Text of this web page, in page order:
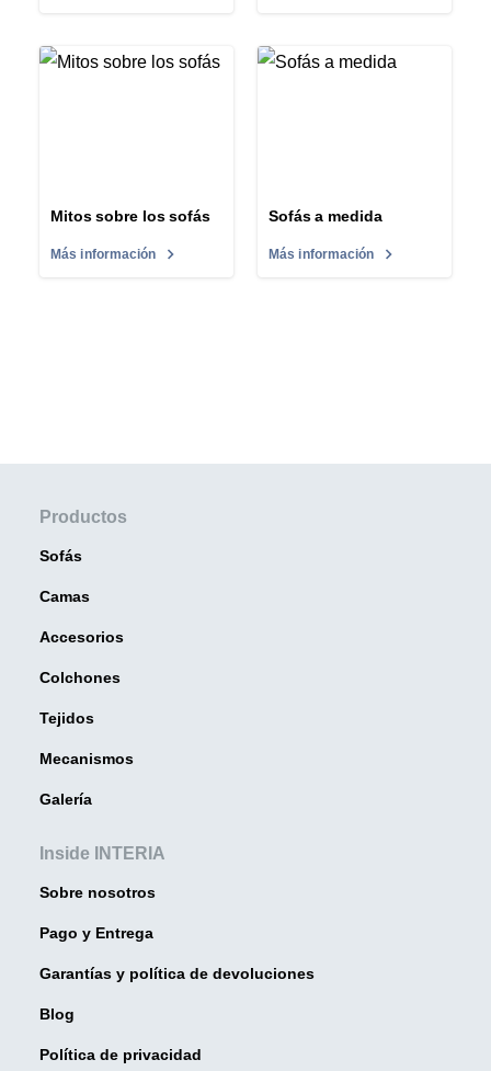
Mitos sobre los sofás
Más información
Sofás a medida
Más información
Productos
Sofás
Camas
Accesorios
Colchones
Tejidos
Mecanismos
Galería
Inside INTERIA
Sobre nosotros
Pago y Entrega
Garantías y política de devoluciones
Blog
Política de privacidad